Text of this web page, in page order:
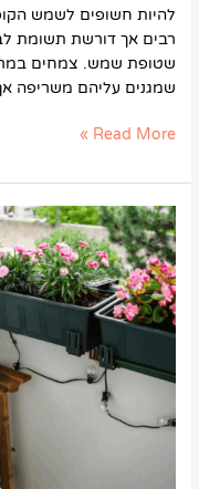
להיות חשופים לשמש
רבים אך דורשת תשומת לב
שטופת שמש. צמחים
שמגנים עליהם משריפה
Read More »
צמחים
למרפסת
מוצלת
–
בחירה
נכונה
וטיפים
לטיפול